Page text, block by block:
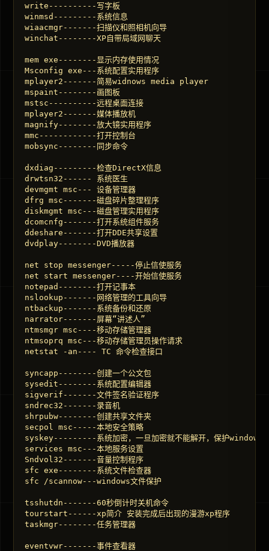
write----------写字板
winmsd---------系统信息
wiaacmgr-------扫描仪和照相机向导
winchat--------XP自带局域网聊天
mem exe--------显示内存使用情况
Msconfig exe---系统配置实用程序
mplayer2-------简易widnows media player
mspaint--------画图板
mstsc----------远程桌面连接
mplayer2-------媒体播放机
magnify--------放大镜实用程序
mmc------------打开控制台
mobsync--------同步命令
dxdiag---------检查DirectX信息
drwtsn32------ 系统医生
devmgmt msc--- 设备管理器
dfrg msc-------磁盘碎片整理程序
diskmgmt msc---磁盘管理实用程序
dcomcnfg-------打开系统组件服务
ddeshare-------打开DDE共享设置
dvdplay--------DVD播放器
net stop messenger-----停止信使服务
net start messenger----开始信使服务
notepad--------打开记事本
nslookup-------网络管理的工具向导
ntbackup-------系统备份和还原
narrator-------屏幕“讲述人”
ntmsmgr msc----移动存储管理器
ntmsoprq msc---移动存储管理员操作请求
netstat -an---- TC 命令检查接口
syncapp--------创建一个公文包
sysedit--------系统配置编辑器
sigverif-------文件签名验证程序
sndrec32-------录音机
shrpubw--------创建共享文件夹
secpol msc-----本地安全策略
syskey---------系统加密，一旦加密就不能解开，保护windows
services msc---本地服务设置
Sndvol32-------音量控制程序
sfc exe--------系统文件检查器
sfc /scannow---windows文件保护
tsshutdn-------60秒倒计时关机命令
tourstart------xp简介 安装完成后出现的漫游xp程序
taskmgr--------任务管理器
eventvwr-------事件查看器